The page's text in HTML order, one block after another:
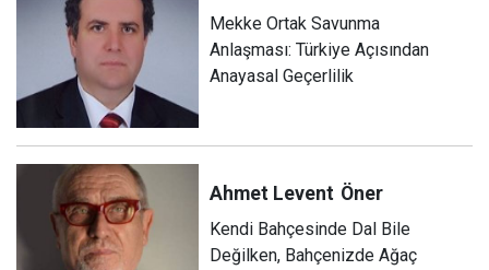
Mekke Ortak Savunma
Anlaşması: Türkiye Açısından
Anayasal Geçerlilik
Ahmet Levent Öner
Kendi Bahçesinde Dal Bile
Değilken, Bahçenizde Ağaç